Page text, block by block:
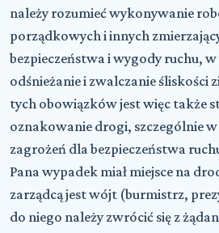
należy rozumieć wykonywanie
porządkowych i innych
bezpieczeństwa i wygody ruchu,
odśnieżanie i zwalczanie śliskości
tych obowiązków jest więc także
oznakowanie drogi, szczególnie
zagrożeń dla bezpieczeństwa
Pana wypadek miał miejsce na
zarządcą jest wójt (burmistrz,
do niego należy zwrócić się z